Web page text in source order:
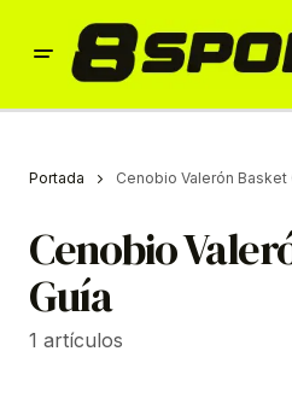
Portada Cenobio Valerón Basket
Cenobio
Guía
1 artículos